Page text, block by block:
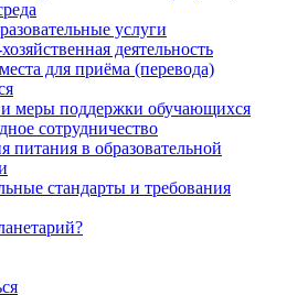
услуги
деятельность
для приёма (перевода)
меры поддержки обучающихся
сотрудничество
питания в образовательной
стандарты и требования